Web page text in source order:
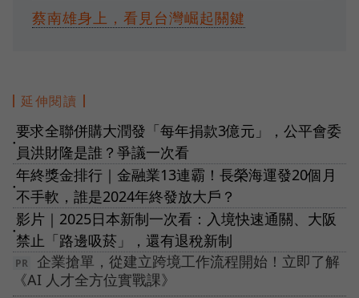
蔡南雄身上，看見台灣崛起關鍵
延伸閱讀
●
要求全聯併購大潤發「每年捐款3億元」，公平會委
員洪財隆是誰？爭議一次看
●
年終獎金排行｜金融業13連霸！長榮海運發20個月
不手軟，誰是2024年終發放大戶？
●
影片｜2025日本新制一次看：入境快速通關、大阪
禁止「路邊吸菸」，還有退稅新制
企業搶單，從建立跨境工作流程開始！立即了解
《AI 人才全方位實戰課》